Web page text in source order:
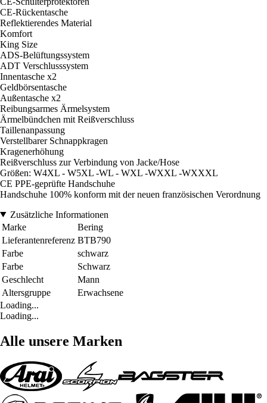
CE-Rückentasche
Reflektierendes Material
Komfort
King Size
ADS-Belüftungssystem
ADT Verschlusssystem
Innentasche x2
Geldbörsentasche
Außentasche x2
Reibungsarmes Ärmelsystem
Ärmelbündchen mit Reißverschluss
Taillenanpassung
Verstellbarer Schnappkragen
Kragenerhöhung
Reißverschluss zur Verbindung von Jacke/Hose
Größen: W4XL - W5XL -WL - WXL -WXXL -WXXXL
CE PPE-geprüfte Handschuhe
Handschuhe 100% konform mit der neuen französischen Verordnung
Zusätzliche Informationen
Marke
Bering
Lieferantenreferenz BTB790
Farbe
schwarz
Farbe
Schwarz
Geschlecht
Mann
Altersgruppe
Erwachsene
Loading...
Loading...
Alle unsere Marken